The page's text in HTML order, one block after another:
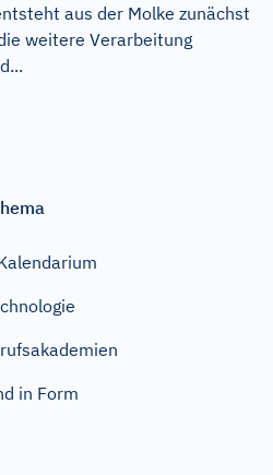
aus der Molke zunächst
weitere Verarbeitung
in Form